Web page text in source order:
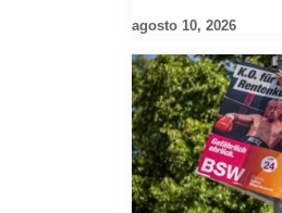
agosto 10, 2026